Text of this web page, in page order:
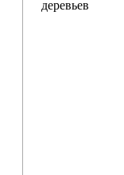
деревьев